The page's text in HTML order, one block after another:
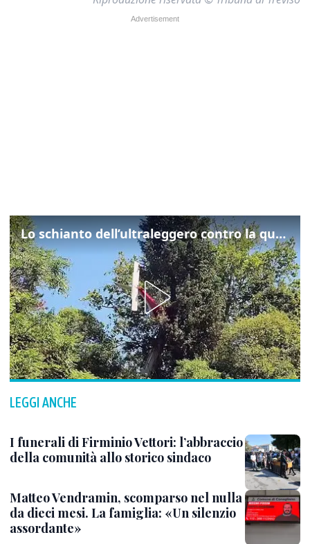
Lo schianto dell’ultraleggero contro la quercia: cosa è successo a Rivarotta
LEGGI ANCHE
I funerali di Firminio Vettori: l’abbraccio
della comunità allo storico sindaco
Matteo Vendramin, scomparso nel nulla
da dieci mesi. La famiglia: «Un silenzio
assordante»